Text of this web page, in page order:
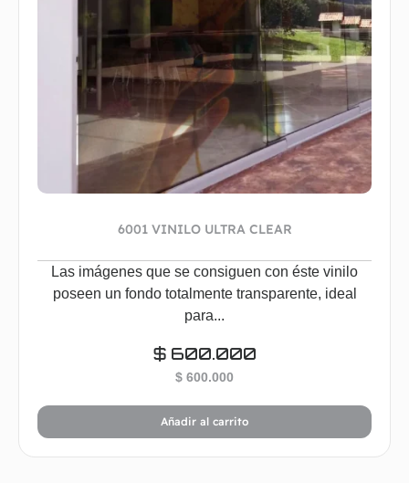
6001 VINILO ULTRA CLEAR
Las imágenes que se consiguen con éste vinilo
poseen un fondo totalmente transparente, ideal
para...
$600.000
$ 600.000
Añadir al carrito